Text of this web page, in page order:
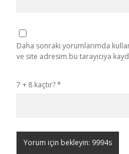
Daha sonraki yorumlarımda
ve site adresim bu tarayıcıya
7 + 8 kaçtır?*